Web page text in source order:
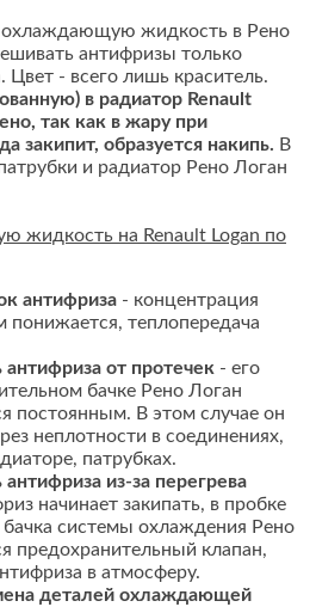
охлаждающую жидкость в Рено
антифризы только
Цвет - всего лишь краситель.
в радиатор Renault
так как в жару при
закипит, образуется накипь. В
и радиатор Рено Логан
жидкость на Renault Logan по
антифриза - концентрация
понижается, теплопередача
антифриза от протечек - его
бачке Рено Логан
постоянным. В этом случае он
неплотности в соединениях,
патрубках.
из-за перегрева
начинает закипать, в пробке
системы охлаждения Рено
предохранительный клапан,
в атмосферу.
деталей охлаждающей